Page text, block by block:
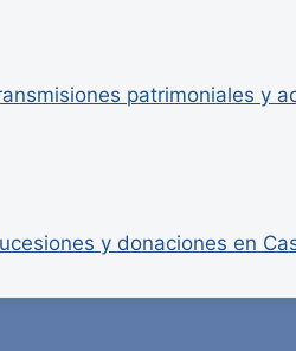
patrimoniales y
y donaciones en